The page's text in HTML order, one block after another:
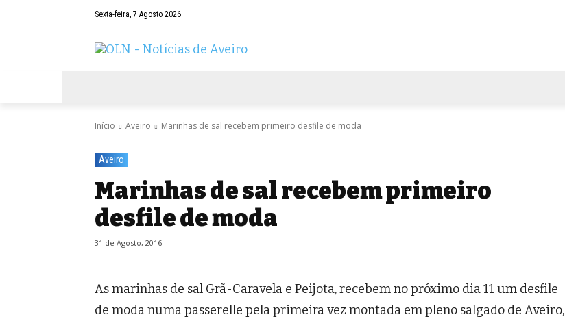
Sexta-feira, 7 Agosto 2026
Início Aveiro Marinhas de sal recebem primeiro desfile de moda
Aveiro
Marinhas de sal recebem primeiro
desfile de moda
31 de Agosto, 2016
As marinhas de sal Grã-Caravela e Peijota, recebem no próximo dia 11 um desfile
de moda numa passerelle pela primeira vez montada em pleno salgado de Aveiro,